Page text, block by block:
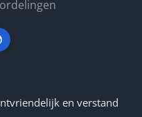
en verstand